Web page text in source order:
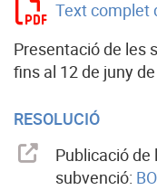
Text complet
Presentació de les
fins al 12 de juny
RESOLUCIÓ
Publicació de
subvenció: